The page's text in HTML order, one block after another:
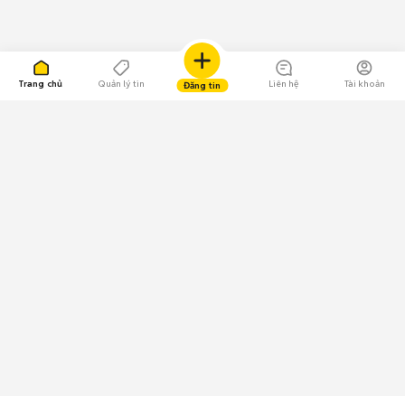
Trang chủ Quản lý tin Đăng tin Liên hệ Tài khoản